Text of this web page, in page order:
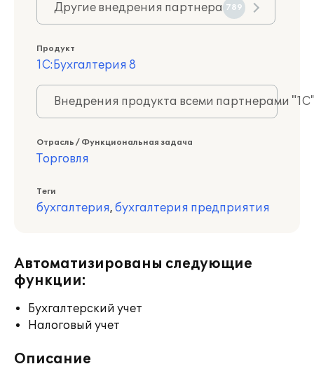
Другие внедрения партнера 789
Продукт
1С:Бухгалтерия 8
Внедрения продукта всеми партнерами
Отрасль / Функциональная задача
Торговля
Теги
бухгалтерия, бухгалтерия предприятия
Автоматизированы следующие
функции:
Бухгалтерский учет
Налоговый учет
Описание